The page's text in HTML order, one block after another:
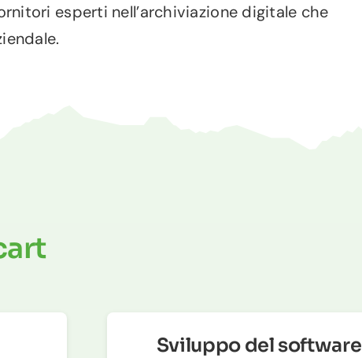
esperti nell’archiviazione digitale che
Sviluppo del software